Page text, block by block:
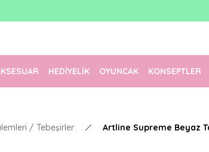
1500 TL Üzeri Ücretsiz Kargo
HEDİYELİK OYUNCAK KONSEPTLER
/ Tebeşirler Artline Supreme Beyaz